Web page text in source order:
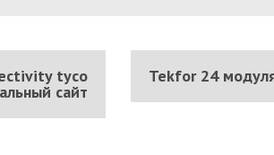
Tekfor 24
tyco
сайт